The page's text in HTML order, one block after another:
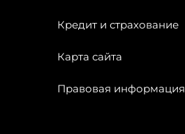
Кредит и страхование
Карта сайта
Правовая информация